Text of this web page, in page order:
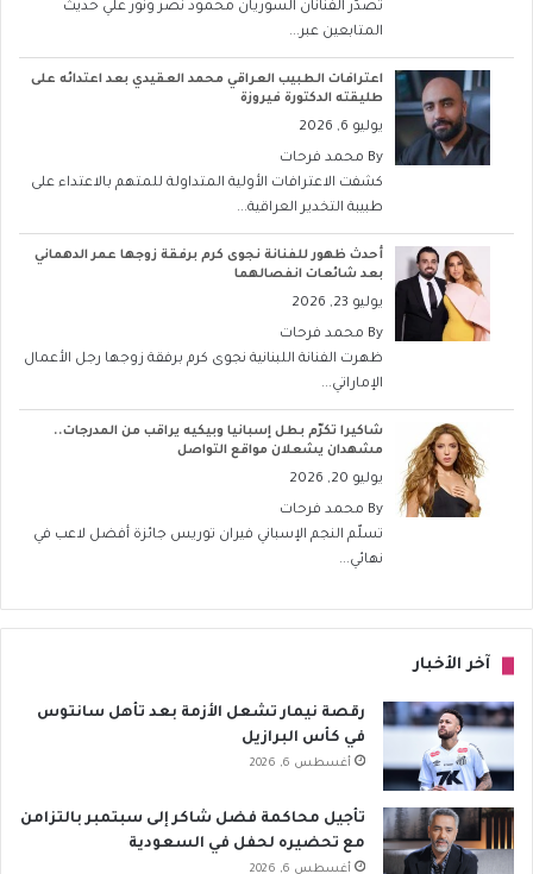
تصدّر الفنانان السوريان محمود نصر ونور علي حديث
المتابعين عبر...
اعترافات الطبيب العراقي محمد العقيدي بعد اعتدائه على
طليقته الدكتورة فيروزة
يوليو 6, 2026
By محمد فرحات
كشفت الاعترافات الأولية المتداولة للمتهم بالاعتداء على
طبيبة التخدير العراقية...
أحدث ظهور للفنانة نجوى كرم برفقة زوجها عمر الدهماني
بعد شائعات انفصالهما
يوليو 23, 2026
By محمد فرحات
ظهرت الفنانة اللبنانية نجوى كرم برفقة زوجها رجل الأعمال
الإماراتي...
شاكيرا تكرّم بطل إسبانيا وبيكيه يراقب من المدرجات..
مشهدان يشعلان مواقع التواصل
يوليو 20, 2026
By محمد فرحات
تسلّم النجم الإسباني فيران توريس جائزة أفضل لاعب في
نهائي...
آخر الأخبار
رقصة نيمار تشعل الأزمة بعد تأهل سانتوس
في كأس البرازيل
أغسطس 6, 2026
تأجيل محاكمة فضل شاكر إلى سبتمبر بالتزامن
مع تحضيره لحفل في السعودية
أغسطس 6, 2026